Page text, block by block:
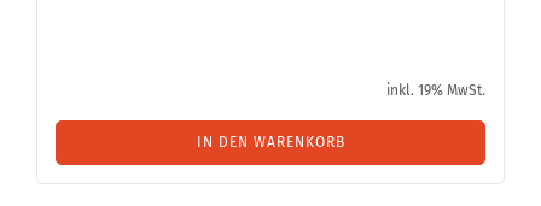
inkl. 19% MwSt.
IN DEN WARENKORB